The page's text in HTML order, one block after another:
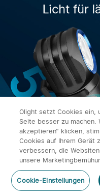
Olight
mit
107,95€
Schwarz
In den Warenkorb
Olight setzt Cookies ein,
Seite besser zu machen.
akzeptieren“ klicken,
Cookies auf Ihrem Gerät
verbessern, die
unsere
Cookie-Einstellungen